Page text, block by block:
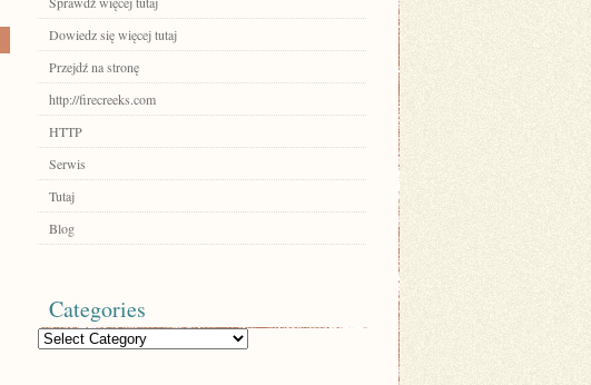
Dowiedz się więcej tutaj
Przejdź na stronę
http://firecreeks.com
HTTP
Serwis
Tutaj
Blog
Categories
Categories